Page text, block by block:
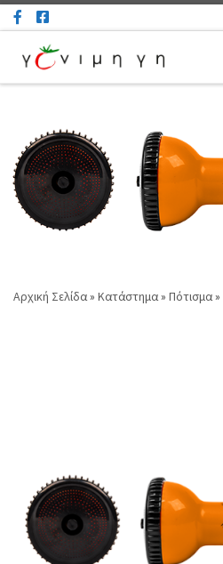
Μετάβαση στο περιεχόμενο
Αρχική Σελίδα» Κατάστημα» Πότισμα»